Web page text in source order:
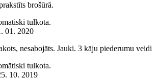
brošūrā.
tulkota.
01. 2020
nesabojāts. Jauki. 3 kāju piederumu veidi
tulkota.
10. 2019